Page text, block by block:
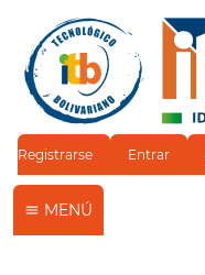
Registrarse Entrar
MENÚ